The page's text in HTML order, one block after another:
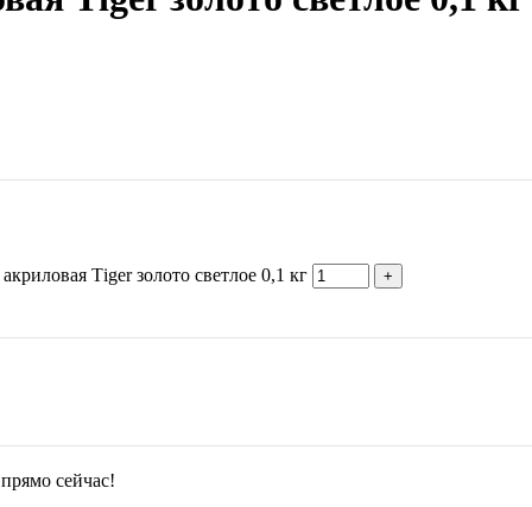
Тiger золото светлое 0,1 кг
сейчас!